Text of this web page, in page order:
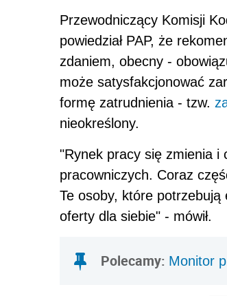
Przewodniczący Komisji
powiedział PAP, że
zdaniem, obecny -
może satysfakcjonować
formę zatrudnienia - tzw.
nieokreślony.
"Rynek pracy się zmienia i
pracowniczych. Coraz
Te osoby, które
oferty dla siebie" - mówił.
Polecamy: Monitor